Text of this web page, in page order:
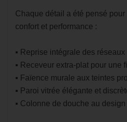
Chaque détail a été pensé
confort et performance :
▪️ Reprise intégrale des réseaux
▪️ Receveur extra-plat pour une
▪️ Faïence murale aux teintes
▪️ Paroi vitrée élégante et
▪️ Colonne de douche au